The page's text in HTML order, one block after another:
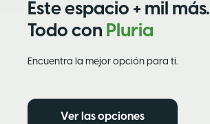
Este espacio + mil más.
Todo con Pluria
Encuentra la mejor opción para ti.
Ver las opciones